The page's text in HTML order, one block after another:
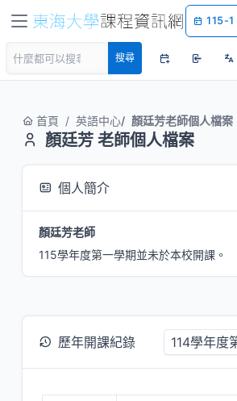
115-1
搜尋
首頁 英語中心 顏廷芳老師個人檔案
顏廷芳 老師個人檔案
個人簡介
顏廷芳老師
115學年度第一學期並未於本校開課。
歷年開課紀錄